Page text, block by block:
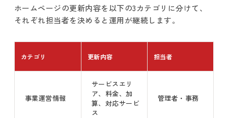
ホームページの更新内容を以下の3カテゴリに分けて、
それぞれ担当者を決めると運用が継続します。
カテゴリ 更新内容 担当者
事業運営情報
サービスエリ
ア、料金、加
算、対応サービ
ス
管理者・事務